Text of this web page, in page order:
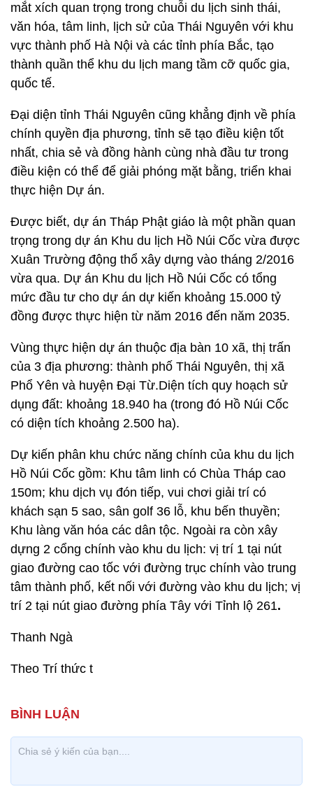
mắt xích quan trọng trong chuỗi du lịch sinh thái,
văn hóa, tâm linh, lịch sử của Thái Nguyên với khu
vực thành phố Hà Nội và các tỉnh phía Bắc, tạo
thành quần thể khu du lịch mang tầm cỡ quốc gia,
quốc tế.
Đại diện tỉnh Thái Nguyên cũng khẳng định về phía
chính quyền địa phương, tỉnh sẽ tạo điều kiện tốt
nhất, chia sẻ và đồng hành cùng nhà đầu tư trong
điều kiện có thể để giải phóng mặt bằng, triển khai
thực hiện Dự án.
Được biết, dự án Tháp Phật giáo là một phần quan
trọng trong dự án Khu du lịch Hồ Núi Cốc vừa được
Xuân Trường động thổ xây dựng vào tháng 2/2016
vừa qua. Dự án Khu du lịch Hồ Núi Cốc có tổng
mức đầu tư cho dự án dự kiến khoảng 15.000 tỷ
đồng được thực hiện từ năm 2016 đến năm 2035.
Vùng thực hiện dự án thuộc địa bàn 10 xã, thị trấn
của 3 địa phương: thành phố Thái Nguyên, thị xã
Phổ Yên và huyện Đại Từ.Diện tích quy hoạch sử
dụng đất: khoảng 18.940 ha (trong đó Hồ Núi Cốc
có diện tích khoảng 2.500 ha).
Dự kiến phân khu chức năng chính của khu du lịch
Hồ Núi Cốc gồm: Khu tâm linh có Chùa Tháp cao
150m; khu dịch vụ đón tiếp, vui chơi giải trí có
khách sạn 5 sao, sân golf 36 lỗ, khu bến thuyền;
Khu làng văn hóa các dân tộc. Ngoài ra còn xây
dựng 2 cổng chính vào khu du lịch: vị trí 1 tại nút
giao đường cao tốc với đường trục chính vào trung
tâm thành phố, kết nối với đường vào khu du lịch; vị
trí 2 tại nút giao đường phía Tây với Tỉnh lộ 261.
Thanh Ngà
Theo Trí thức t